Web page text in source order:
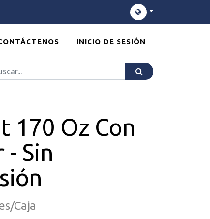
INICIO DE SESIÓN
170 Oz Con
- Sin
Caja